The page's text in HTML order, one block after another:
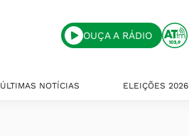
OUÇA A RÁDIO
ÚLTIMAS NOTÍCIAS ELEIÇÕES 2026